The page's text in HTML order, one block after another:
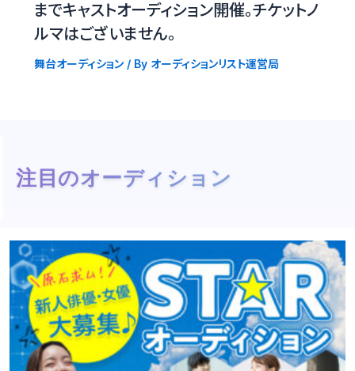
までキャストオーディション開催。チケットノ
ルマはございません。
舞台オーディション/ By オーディションリスト運営局
注目のオーディション